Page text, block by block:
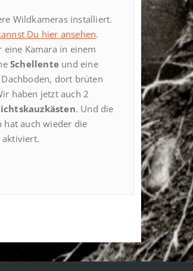
Wildkameras installiert.
Du hier ansehen.
Kamara in einem
Schellente und eine
dort brüten
haben jetzt auch 2
. Und die
hat auch wieder die
aktiviert.